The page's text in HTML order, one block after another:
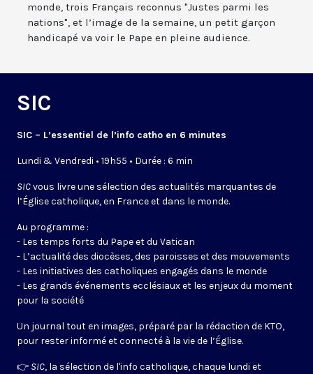
monde, trois Français reconnus "Justes parmi les
nations", et l’image de la semaine, un petit garçon
handicapé va voir le Pape en pleine audience.
SIC
SIC – L’essentiel de l’info catho en 6 minutes
Lundi & Vendredi • 19h55 • Durée : 6 min
SICvous livre une sélection des actualités marquantes de
l’Église catholique, en France et dans le monde.
Au programme :
- Les temps forts du Pape et du Vatican
- L’actualité des diocèses, des paroisses et des mouvements
- Les initiatives des catholiques engagés dans le monde
- Les grands événements ecclésiaux et les enjeux du moment
pour la société
Un journal tout en images, préparé par la rédaction de KTO,
pour rester informé et connecté à la vie de l’Église.
👉 SIC, la sélection de l'info catholique, chaque lundi et